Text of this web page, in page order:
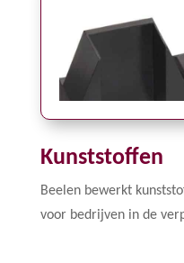
Kunststoffen
Beelen bewerkt
voor bedrijven in de